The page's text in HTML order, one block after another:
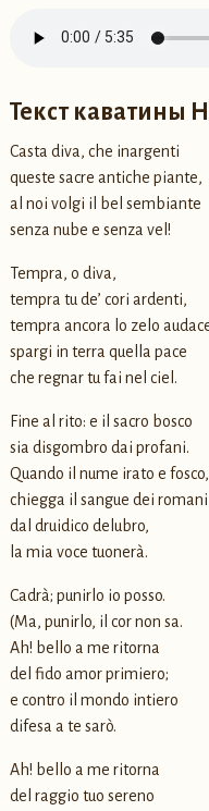
Текст каватины
Casta diva, che inargenti
queste sacre antiche piante,
al noi volgi il bel sembiante
senza nube e senza vel!
Tempra, o diva,
tempra tu de’ cori ardenti,
tempra ancora lo zelo
spargi in terra quella pace
che regnar tu fai nel ciel.
Fine al rito: e il sacro bosco
sia disgombro dai profani.
Quando il nume irato e fosco,
chiegga il sangue dei
dal druidico delubro,
la mia voce tuonerà.
Cadrà; punirlo io posso.
(Ma, punirlo, il cor non sa.
Ah! bello a me ritorna
del fido amor primiero;
e contro il mondo intiero
difesa a te sarò.
Ah! bello a me ritorna
del raggio tuo sereno